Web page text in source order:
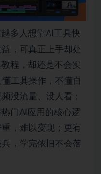
多人想靠AI工具快
，可真正上手却处
程，却还是不会实
工具操作，不懂自
没流量、没人看；
门AI应用的核心逻
，难以变现；更有
，学完依旧不会落